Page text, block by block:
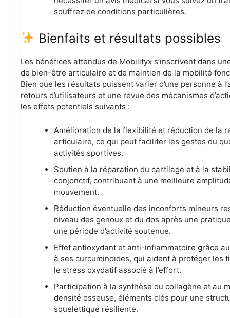
souffrez de conditions particulières.
Bienfaits et résultats possibles
Les bénéfices attendus de Mobilityx s’inscrivent dans
de bien-être articulaire et de maintien de la mobilité
Bien que les résultats puissent varier d’une personne à
retours d’utilisateurs et une revue des mécanismes
les effets potentiels suivants :
Amélioration de la flexibilité et réduction de la
articulaire, ce qui peut faciliter les gestes du
activités sportives.
Soutien à la réparation du cartilage et à la
conjonctif, contribuant à une meilleure
mouvement.
Réduction éventuelle des inconforts mineurs
niveau des genoux et du dos après une
une période d’activité soutenue.
Effet antioxydant et anti-inflammatoire grâce
à ses curcuminoïdes, qui aident à protéger les
le stress oxydatif associé à l’effort.
Participation à la synthèse du collagène et au
densité osseuse, éléments clés pour une
squelettique résiliente.